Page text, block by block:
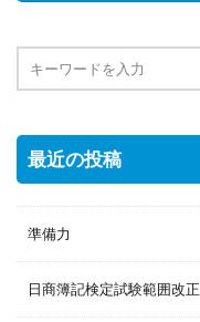
最近の投稿
準備力
日商簿記検定試験範囲改正